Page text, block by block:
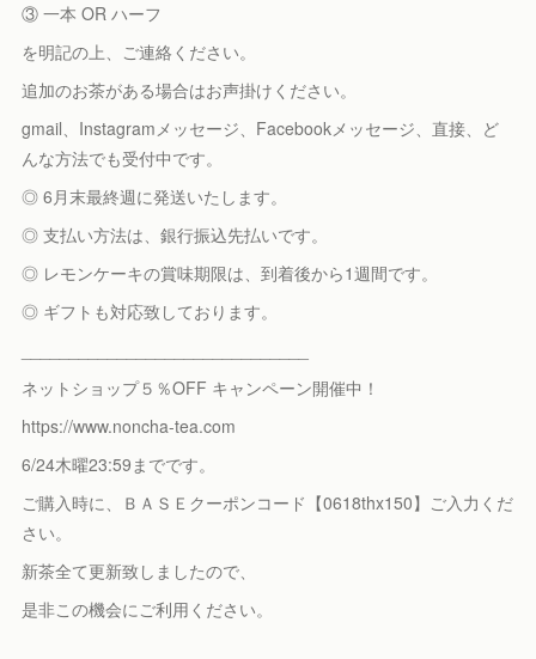
③ 一本 OR ハーフ
を明記の上、ご連絡ください。
追加のお茶がある場合はお声掛けください。
gmail、Instagramメッセージ、Facebookメッセージ、直接、ど
んな方法でも受付中です。
◎ 6月末最終週に発送いたします。
◎ 支払い方法は、銀行振込先払いです。
◎ レモンケーキの賞味期限は、到着後から1週間です。
◎ ギフトも対応致しております。
ネットショップ５％OFF キャンペーン開催中！
https://www.noncha-tea.com
6/24木曜23:59までです。
ご購入時に、ＢＡＳＥクーポンコード【0618thx150】ご入力くだ
さい。
新茶全て更新致しましたので、
是非この機会にご利用ください。